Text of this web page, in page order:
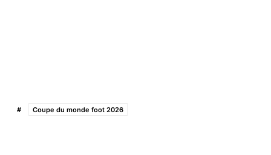
# Coupe du monde foot 2026